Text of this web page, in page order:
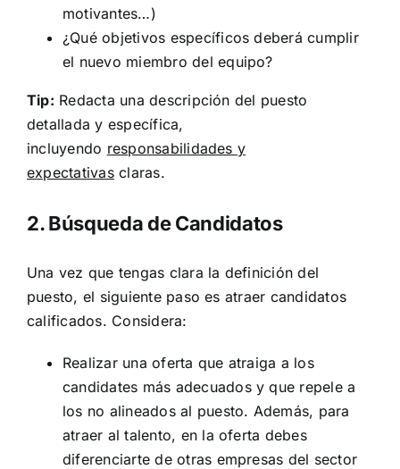
motivantes…)
¿Qué objetivos específicos deberá cumplir
el nuevo miembro del equipo?
Tip: Redacta una descripción del puesto
detallada y específica,
incluyendo responsabilidades y
expectativasclaras.
2. Búsqueda de Candidatos
Una vez que tengas clara la definición del
puesto, el siguiente paso es atraer candidatos
calificados. Considera:
Realizar una oferta que atraiga a los
candidates más adecuados y que repele a
los no alineados al puesto. Además, para
atraer al talento, en la oferta debes
diferenciarte de otras empresas del sector